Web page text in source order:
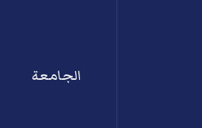
الجامعة